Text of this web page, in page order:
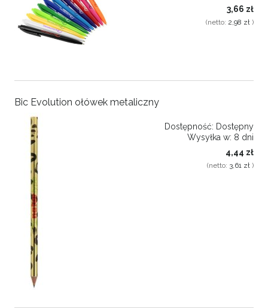
3,66 zł
(netto: 2,98 zł )
Bic Evolution ołówek metaliczny
Dostępność: Dostępny
Wysyłka w: 8 dni
4,44 zł
(netto: 3,61 zł )